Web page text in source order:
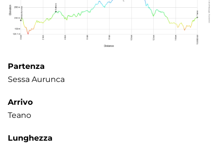
Partenza
Sessa Aurunca
Arrivo
Teano
Lunghezza